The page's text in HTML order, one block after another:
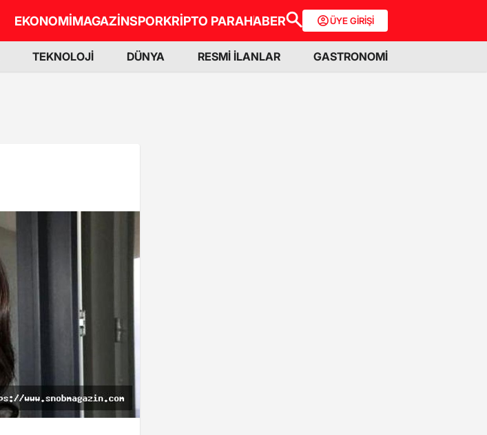
EKONOMİMAGAZİNSPORKRİPTO PARAHABER ÜYE GİRİŞİ
TEKNOLOJİ DÜNYA RESMİ İLANLAR GASTRONOMİ